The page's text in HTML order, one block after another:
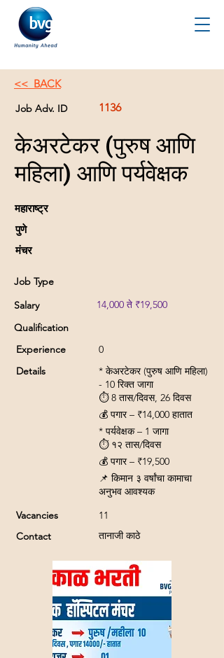
<< BACK
Job Adv. ID 1136
केअरटेकर (पुरुष आणि
महिला) आणि पर्यवेक्षक
महाराष्ट्र
पुणे
मंचर
Job Type
Salary
Qualification
Experience
Details
Vacancies
Contact
14,000 ते ₹19,500
0
* केअरटेकर (पुरुष आणि महिला)
- 10 रिक्त जागा
⏱ 8 ​​तास/दिवस, 26 दिवस
💰 पगार – ₹14,000 हातात
* पर्यवेक्षक – 1 जागा
⏱ १२ तास/दिवस
💰 पगार – ₹19,500
📌 किमान ३ वर्षांचा कामाचा
अनुभव आवश्यक
11
तानाजी काठे